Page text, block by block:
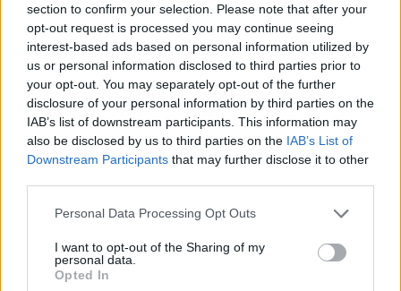
section to confirm your selection. Please note that after your
opt-out request is processed you may continue seeing
interest-based ads based on personal information utilized by
us or personal information disclosed to third parties prior to
your opt-out. You may separately opt-out of the further
disclosure of your personal information by third parties on the
IAB’s list of downstream participants. This information may
also be disclosed by us to third parties on the IAB’s List of
Downstream Participants that may further disclose it to other
Personal Data Processing Opt Outs
I want to opt-out of the Sharing of my
personal data.
Opted In
ESG Report 2025: Πώς η ΑΒ Βασιλόπουλος μετατρέπει τη
βιωσιμότητα σε καθημερινή πράξη
ΠΕΡΙΣΣΌΤΕΡΑ ΣΕ ΑΥΤΉ ΤΗΝ ΚΑΤΗΓΟΡΊΑ